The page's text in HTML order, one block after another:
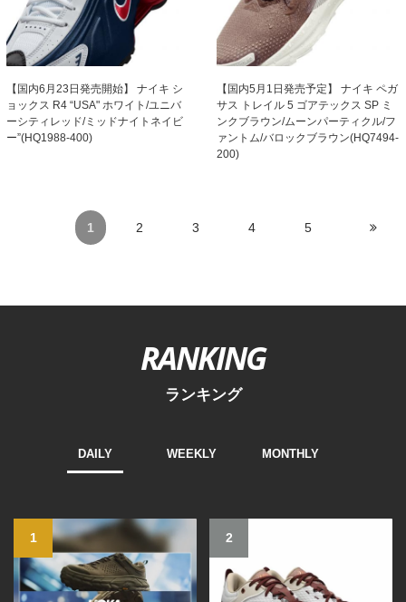
【国内6月23日発売開始】 ナイキ シ
ョックス R4 “USA" ホワイト/ユニバ
ーシティレッド/ミッドナイトネイビ
ー”(HQ1988-400)
【国内5月1日発売予定】 ナイキ ペガ
サス トレイル 5 ゴアテックス SP ミ
ンクブラウン/ムーンパーティクル/フ
ァントム/バロックブラウン(HQ7494-
200)
1 2 3 4 5
RANKING
ランキング
DAILY WEEKLY MONTHLY
1 2